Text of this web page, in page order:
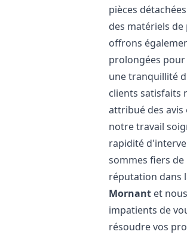
pièces
des matériels
offrons
prolongées
une tranquillité
clients satisfaits
attribué des
notre travail
rapidité
sommes fiers
réputation dans
Mornant et
impatients de
résoudre vos